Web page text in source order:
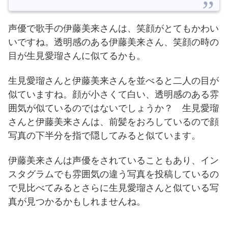
声優で歌手の伊藤美来さんは、笑顔がとてもかわい
いですね。 透明感のある伊藤美来さん、笑顔の時の
目が生見愛瑠さんに似てるかも。
生見愛瑠さんと伊藤美来さんを並べると二人の目が
似ていますね。 顔が小さくて白い、透明感のある雰
囲気が似ているのではないでしょうか？ 生見愛瑠
さんと伊藤美来さんは、前髪をおろしているので顔
写真の下半分を指で隠してみると似ています。
伊藤美来さんは声優をされていることもあり、イン
スタグラムでも雰囲気の違う写真を投稿しているの
で見比べてみるとさらに生見愛瑠さんと似ている写
真が見つかるかもしれませんね。